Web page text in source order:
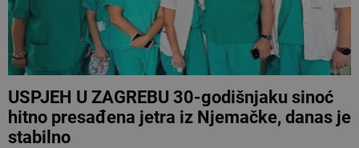
USPJEH U ZAGREBU 30-godišnjaku sinoć
hitno presađena jetra iz Njemačke, danas je
stabilno